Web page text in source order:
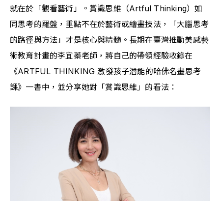
就在於「觀看藝術」。賞識思維（Artful Thinking）如
同思考的羅盤，重點不在於藝術或繪畫技法，「大腦思考
的路徑與方法」才是核心與精髓。長期在臺灣推動美感藝
術教育計畫的李宜蓁老師，將自己的帶領經驗收錄在
《ARTFUL THINKING 激發孩子潛能的哈佛名畫思考
課》一書中，並分享她對「賞識思維」的看法：